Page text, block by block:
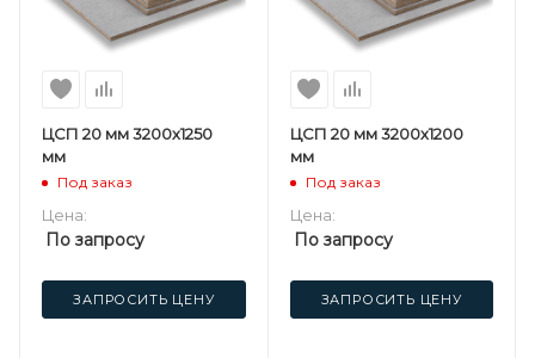
ЦСП 20 мм 3200х1250
мм
Под заказ
Цена:
По запросу
ЗАПРОСИТЬ ЦЕНУ
ЦСП 20 мм 3200х1200
мм
Под заказ
Цена:
По запросу
ЗАПРОСИТЬ ЦЕНУ